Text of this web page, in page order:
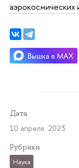
аэрокосмических
Дата
10 апреля 2023
Рубрики
Наука